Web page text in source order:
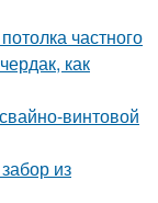
частного
как
винтовой
из